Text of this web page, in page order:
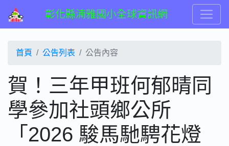
彰化縣湳雅國小全球資訊網
首頁 公告列表 公告內容
賀！三年甲班何郁晴同
學參加社頭鄉公所
「2026 駿馬馳騁花燈